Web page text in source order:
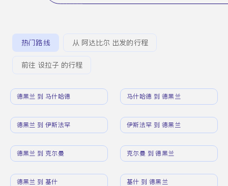
热门路线 从 阿达比尔 出发的行程
前往 设拉子 的行程
德黑兰 到 马什哈德 马什哈德 到 德黑兰
德黑兰 到 伊斯法罕 伊斯法罕 到 德黑兰
德黑兰 到 克尔曼 克尔曼 到 德黑兰
德黑兰 到 基什 基什 到 德黑兰